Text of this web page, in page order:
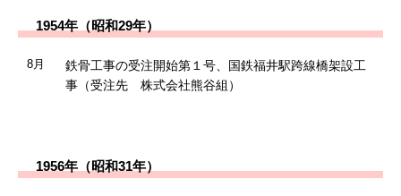
1954年（昭和29年）
8月
鉄骨工事の受注開始第１号、国鉄福井駅跨線橋架設工
事（受注先 株式会社熊谷組）
1956年（昭和31年）